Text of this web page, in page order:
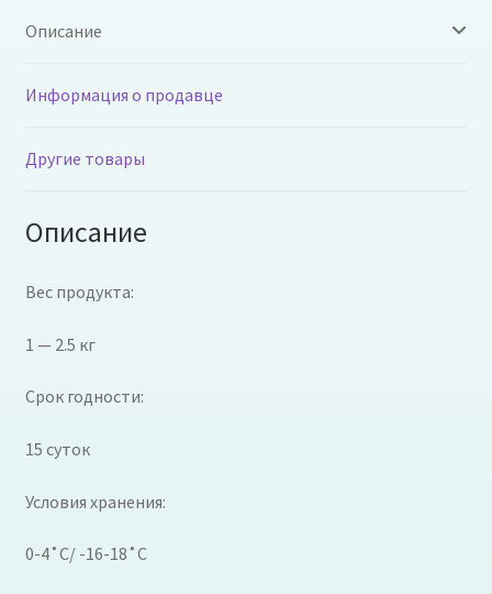
Описание
Информация о продавце
Другие товары
Описание
Вес продукта:
1 — 2.5 кг
Срок годности:
15 суток
Условия хранения:
0-4˚C/ -16-18˚C